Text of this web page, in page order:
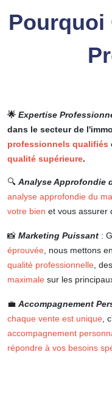
Pourquoi
​🌟 Expertise
dans le secteur de
professionnels qualifiés
qualité supérieure.
🔍 Analyse Approfondie
analyse approfondie du
votre bien et vous assurer
📸 Marketing Puissant :
éprouvée , nous mettons en
qualité professionnelle ,
maximale sur les
💼 Accompagnement
chaque vente est unique ,
accompagnement
répondre à vos besoins